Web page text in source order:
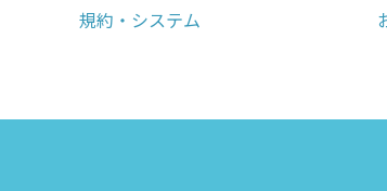
規約・システム